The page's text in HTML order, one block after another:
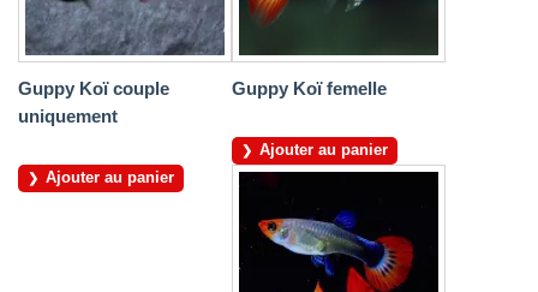
Guppy Koï couple
uniquement
Ajouter au panier
Guppy Koï femelle
Ajouter au panier